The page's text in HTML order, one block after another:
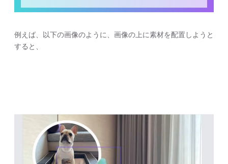
例えば、以下の画像のように、画像の上に素材を配置しようと
すると、